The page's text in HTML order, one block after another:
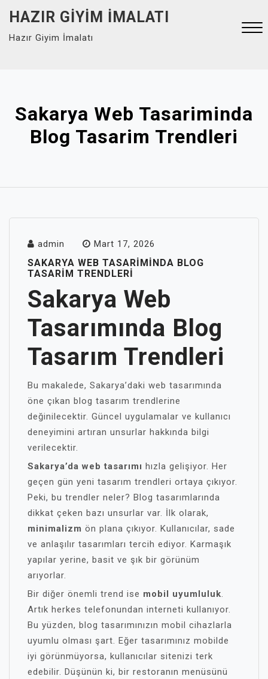
content
HAZIR GIYIM İMALATI
Hazır Giyim İmalatı
Sakarya Web Tasariminda
Blog Tasarim Trendleri
admin Mart 17, 2026
SAKARYA WEB TASARIMINDA BLOG
TASARIM TRENDLERI
Sakarya Web
Tasarımında Blog
Tasarım Trendleri
Bu makalede, Sakarya’daki web tasarımında
öne çıkan blog tasarım trendlerine
değinilecektir. Güncel uygulamalar ve kullanıcı
deneyimini artıran unsurlar hakkında bilgi
verilecektir.
Sakarya’da web tasarımı hızla gelişiyor. Her
geçen gün yeni tasarım trendleri ortaya çıkıyor.
Peki, bu trendler neler? Blog tasarımlarında
dikkat çeken bazı unsurlar var. İlk olarak,
minimalizm ön plana çıkıyor. Kullanıcılar, sade
ve anlaşılır tasarımları tercih ediyor. Karmaşık
yapılar yerine, basit ve şık bir görünüm
arıyorlar.
Bir diğer önemli trend ise mobil uyumluluk.
Artık herkes telefonundan interneti kullanıyor.
Bu yüzden, blog tasarımınızın mobil cihazlarla
uyumlu olması şart. Eğer tasarımınız mobilde
iyi görünmüyorsa, kullanıcılar sitenizi terk
edebilir. Düşünün ki, bir restoranın menüsünü